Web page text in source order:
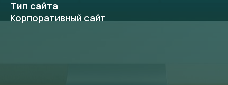
Тип сайта
Корпоративный сайт